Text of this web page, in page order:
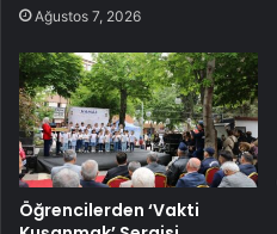
Ağustos 7, 2026
Öğrencilerden ‘Vakti